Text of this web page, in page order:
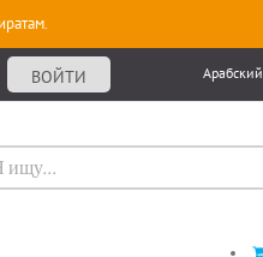
Арабский
ВОЙТИ